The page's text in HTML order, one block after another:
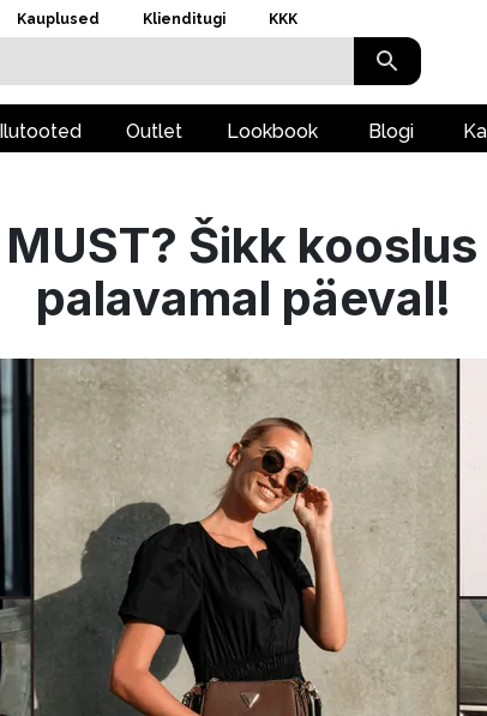
Kauplused Klienditugi KKK
Ilutooted Outlet Lookbook Blogi
Šikk
palavamal päeval!